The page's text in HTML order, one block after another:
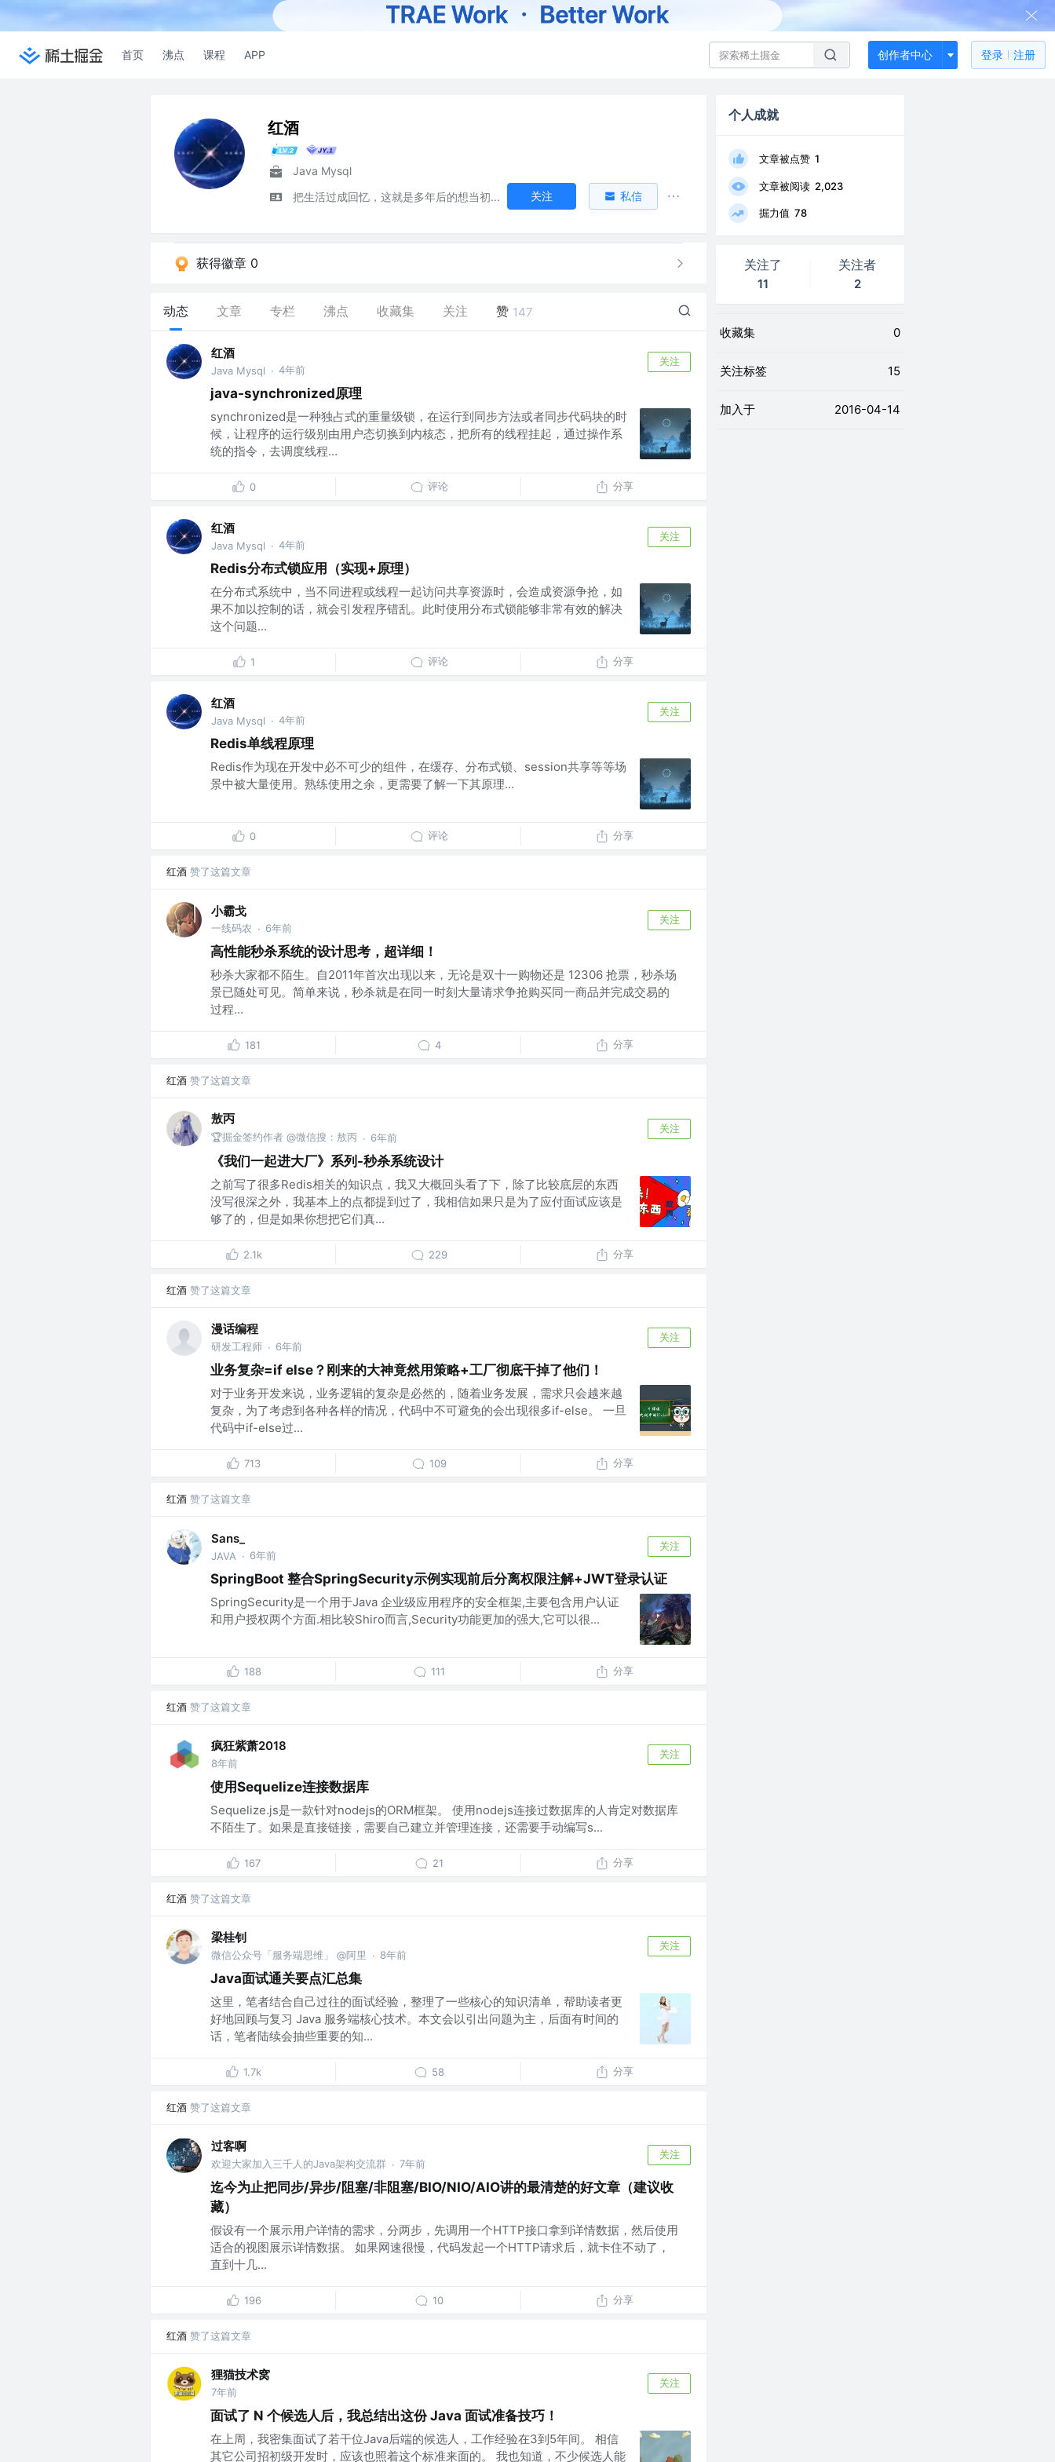
首页 沸点 课程 APP 创作者中心 登录 注册
红酒
Java Mysql
把生活过成回忆，这就是多年后的想当初...
关注 私信
获得徽章 0
动态 文章 专栏 沸点 收藏集 关注 赞 147
红酒
Java Mysql · 4年前
关注
java-synchronized原理
synchronized是一种独占式的重量级锁，在运行到同步方法或者同步代码块的时
候，让程序的运行级别由用户态切换到内核态，把所有的线程挂起，通过操作系
统的指令，去调度线程...
0 评论 分享
红酒
Java Mysql · 4年前
关注
Redis分布式锁应用（实现+原理）
在分布式系统中，当不同进程或线程一起访问共享资源时，会造成资源争抢，如
果不加以控制的话，就会引发程序错乱。此时使用分布式锁能够非常有效的解决
这个问题...
1 评论 分享
红酒
Java Mysql · 4年前
关注
Redis单线程原理
Redis作为现在开发中必不可少的组件，在缓存、分布式锁、session共享等等场
景中被大量使用。熟练使用之余，更需要了解一下其原理...
0 评论 分享
红酒 赞了这篇文章
小霸戈
一线码农 · 6年前
关注
高性能秒杀系统的设计思考，超详细！
秒杀大家都不陌生。自2011年首次出现以来，无论是双十一购物还是 12306 抢票，秒杀场
景已随处可见。简单来说，秒杀就是在同一时刻大量请求争抢购买同一商品并完成交易的
过程...
181 4 分享
红酒 赞了这篇文章
敖丙
🏆掘金签约作者 @微信搜：敖丙 · 6年前
关注
《我们一起进大厂》系列-秒杀系统设计
之前写了很多Redis相关的知识点，我又大概回头看了下，除了比较底层的东西
没写很深之外，我基本上的点都提到过了，我相信如果只是为了应付面试应该是
够了的，但是如果你想把它们真...
2.1k 229 分享
红酒 赞了这篇文章
漫话编程
研发工程师 · 6年前
关注
业务复杂=if else？刚来的大神竟然用策略+工厂彻底干掉了他们！
对于业务开发来说，业务逻辑的复杂是必然的，随着业务发展，需求只会越来越
复杂，为了考虑到各种各样的情况，代码中不可避免的会出现很多if-else。 一旦
代码中if-else过...
713 109 分享
红酒 赞了这篇文章
Sans_
JAVA · 6年前
关注
SpringBoot 整合SpringSecurity示例实现前后分离权限注解+JWT登录认证
SpringSecurity是一个用于Java 企业级应用程序的安全框架,主要包含用户认证
和用户授权两个方面.相比较Shiro而言,Security功能更加的强大,它可以很...
188 111 分享
红酒 赞了这篇文章
疯狂紫萧2018
8年前
关注
使用Sequelize连接数据库
Sequelize.js是一款针对nodejs的ORM框架。 使用nodejs连接过数据库的人肯定对数据库
不陌生了。如果是直接链接，需要自己建立并管理连接，还需要手动编写s...
167 21 分享
红酒 赞了这篇文章
梁桂钊
微信公众号「服务端思维」 @阿里 · 8年前
关注
Java面试通关要点汇总集
这里，笔者结合自己过往的面试经验，整理了一些核心的知识清单，帮助读者更
好地回顾与复习 Java 服务端核心技术。本文会以引出问题为主，后面有时间的
话，笔者陆续会抽些重要的知...
1.7k 58 分享
红酒 赞了这篇文章
过客啊
欢迎大家加入三千人的Java架构交流群 · 7年前
关注
迄今为止把同步/异步/阻塞/非阻塞/BIO/NIO/AIO讲的最清楚的好文章（建议收
藏）
假设有一个展示用户详情的需求，分两步，先调用一个HTTP接口拿到详情数据，然后使用
适合的视图展示详情数据。 如果网速很慢，代码发起一个HTTP请求后，就卡住不动了，
直到十几...
196 10 分享
红酒 赞了这篇文章
狸猫技术窝
7年前
关注
面试了 N 个候选人后，我总结出这份 Java 面试准备技巧！
在上周，我密集面试了若干位Java后端的候选人，工作经验在3到5年间。 相信
其它公司招初级开发时，应该也照着这个标准来面的。 我也知道，不少候选人能
个人成就
文章被点赞 1
文章被阅读 2,023
掘力值 78
关注了
11
关注者
2
收藏集 0
关注标签 15
加入于 2016-04-14